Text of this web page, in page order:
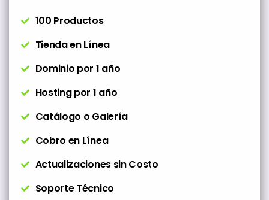
100 Productos
Tienda en Línea
Dominio por 1 año
Hosting por 1 año
Catálogo o Galería
Cobro en Línea
Actualizaciones sin Costo
Soporte Técnico